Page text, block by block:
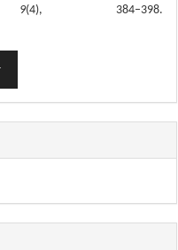
9(4), 384–398.